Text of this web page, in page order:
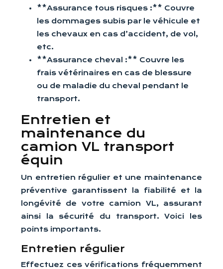
**Assurance tous risques :** Couvre
les dommages subis par le véhicule et
les chevaux en cas d’accident, de vol,
etc.
**Assurance cheval :** Couvre les
frais vétérinaires en cas de blessure
ou de maladie du cheval pendant le
transport.
Entretien et
maintenance du
camion VL transport
équin
Un entretien régulier et une maintenance
préventive garantissent la fiabilité et la
longévité de votre camion VL, assurant
ainsi la sécurité du transport. Voici les
points importants.
Entretien régulier
Effectuez ces vérifications fréquemment